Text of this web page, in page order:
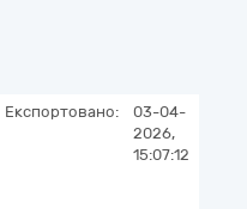
Експортовано:
03-04-
2026,
15:07:12